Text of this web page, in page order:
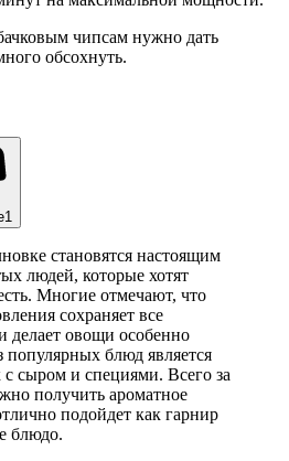
чипсам нужно дать
обсохнуть.
становятся настоящим
людей, которые хотят
Многие отмечают, что
сохраняет все
делает овощи особенно
блюд является
с сыром и специями. Всего за
получить ароматное
подойдет как гарнир
блюдо.